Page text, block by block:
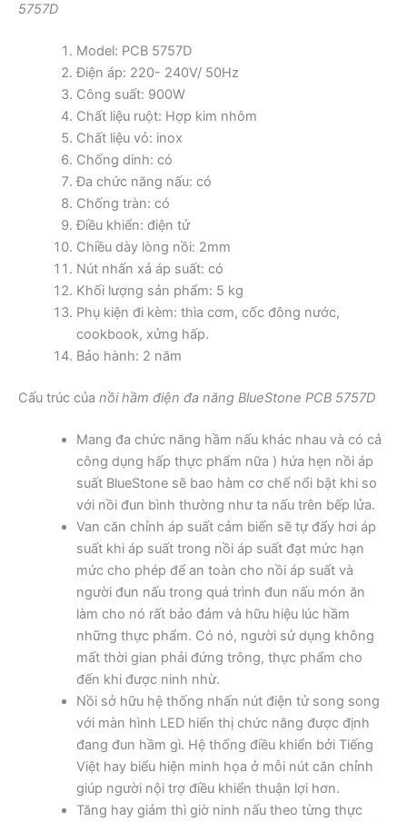
5757D
Model: PCB 5757D
Điện áp: 220- 240V/ 50Hz
Công suất: 900W
Chất liệu ruột: Hợp kim nhôm
Chất liệu vỏ: inox
Chống dinh: có
Đa chức năng nấu: có
Chống tràn: có
Điều khiển: điện tử
Chiều dày lòng nồi: 2mm
Nút nhấn xả áp suất: có
Khối lượng sản phẩm: 5 kg
Phụ kiện đi kèm: thìa cơm, cốc đông nước,
cookbook, xửng hấp.
Bảo hành: 2 năm
Cấu trúc của nồi hầm điện đa năng BlueStone PCB 5757D
Mang đa chức năng hầm nấu khác nhau và có cả
công dụng hấp thực phẩm nữa ) hứa hẹn nồi áp
suất BlueStone sẽ bao hàm cơ chế nổi bật khi so
với nồi đun bình thường như ta nấu trên bếp lửa.
Van căn chỉnh áp suất cảm biến sẽ tự đẩy hơi áp
suất khi áp suất trong nồi áp suất đạt mức hạn
mức cho phép để an toàn cho nồi áp suất và
người đun nấu trong quá trình đun nấu món ăn
làm cho nó rất bảo đảm và hữu hiệu lúc hầm
những thực phẩm. Có nó, người sử dụng không
mất thời gian phải đứng trông, thực phẩm cho
đến khi được ninh nhừ.
Nồi sở hữu hệ thống nhấn nút điện tử song song
với màn hình LED hiển thị chức năng được định
đang đun hầm gì. Hệ thống điều khiển bởi Tiếng
Việt hay biểu hiện minh họa ở mỗi nút căn chỉnh
giúp người nội trợ điều khiển thuận lợi hơn.
Tăng hay giảm thì giờ ninh nấu theo từng thực